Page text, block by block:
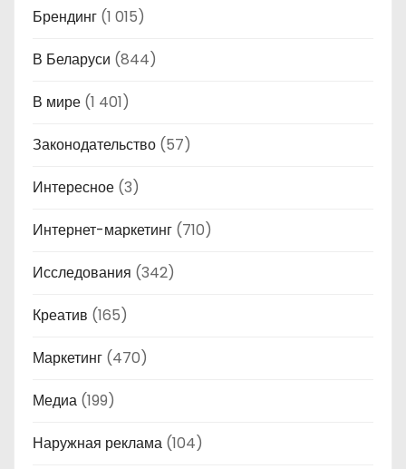
Брендинг (1 015)
В Беларуси (844)
В мире (1 401)
Законодательство (57)
Интересное (3)
Интернет-маркетинг (710)
Исследования (342)
Креатив (165)
Маркетинг (470)
Медиа (199)
Наружная реклама (104)